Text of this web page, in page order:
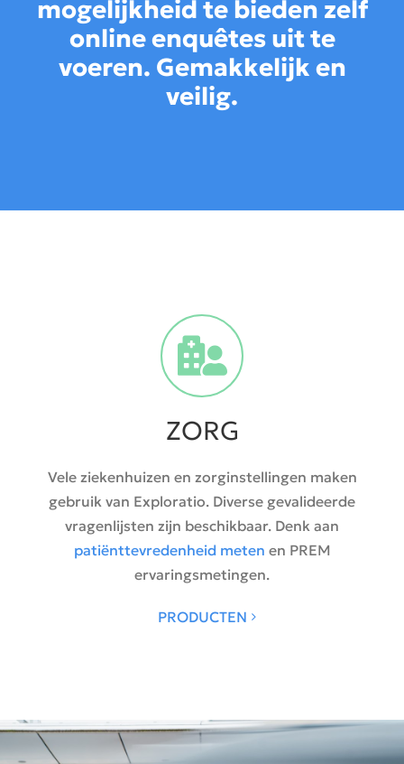
mogelijkheid te bieden zelf
online enquêtes uit te
voeren. Gemakkelijk en
veilig.
ZORG
Vele ziekenhuizen en zorginstellingen maken
gebruik van Exploratio. Diverse gevalideerde
vragenlijsten zijn beschikbaar. Denk aan
patiënttevredenheid meten en PREM
ervaringsmetingen.
PRODUCTEN